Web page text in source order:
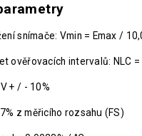
snímače: Vmin = Emax /
ověřovacích intervalů: NLC =
+ / - 10%
z měřicího rozsahu (FS)